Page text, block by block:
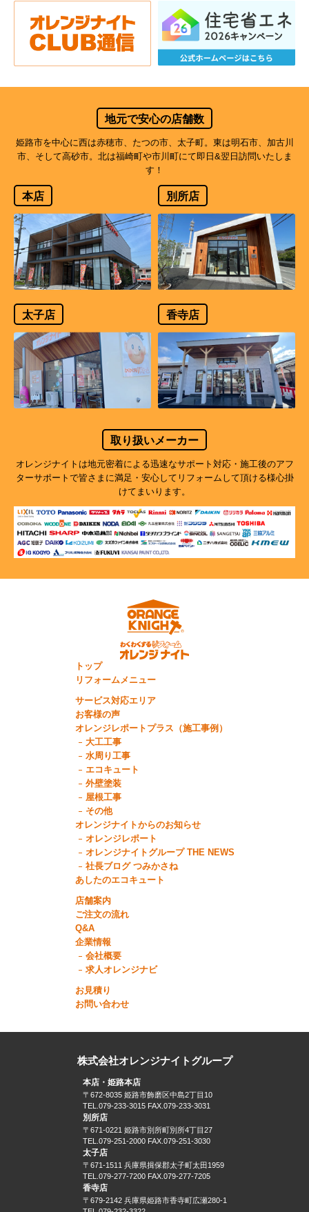
地元で安心の店舗数
姫路市を中心に西は赤穂市、たつの市、太子町。東は明石市、加古川
市、そして高砂市。北は福崎町や市川町にて即日&翌日訪問いたしま
す！
本店 別所店
太子店 香寺店
取り扱いメーカー
オレンジナイトは地元密着による迅速なサポート対応・施工後のアフ
ターサポートで皆さまに満足・安心してリフォームして頂ける様心掛
けてまいります。
トップ
リフォームメニュー
サービス対応エリア
お客様の声
オレンジレポートプラス（施工事例）
大工工事
水周り工事
エコキュート
外壁塗装
屋根工事
その他
オレンジナイトからのお知らせ
オレンジレポート
オレンジナイトグループ THE NEWS
社長ブログ つみかさね
あしたのエコキュート
店舗案内
ご注文の流れ
Q&A
企業情報
会社概要
求人オレンジナビ
お見積り
お問い合わせ
株式会社オレンジナイトグループ
本店・姫路本店
〒672-8035 姫路市飾磨区中島2丁目10
TEL.079-233-3015 FAX.079-233-3031
別所店
〒671-0221 姫路市別所町別所4丁目27
TEL.079-251-2000 FAX.079-251-3030
太子店
〒671-1511 兵庫県揖保郡太子町太田1959
TEL.079-277-7200 FAX.079-277-7205
香寺店
〒679-2142 兵庫県姫路市香寺町広瀬280-1